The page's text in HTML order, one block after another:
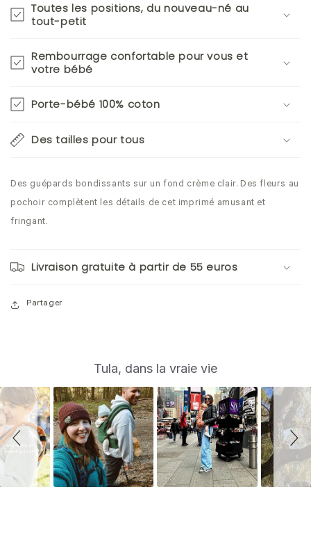
Toutes les positions, du nouveau-né au
tout-petit
Rembourrage confortable pour vous et
votre bébé
Porte-bébé 100% coton
Des tailles pour tous
Des guépards bondissants sur un fond crème clair. Des fleurs au
pochoir complètent les détails de cet imprimé amusant et
fringant.
Livraison gratuite à partir de 55 euros
Partager
i
d
e
s
h
o
Tula, dans la vraie vie